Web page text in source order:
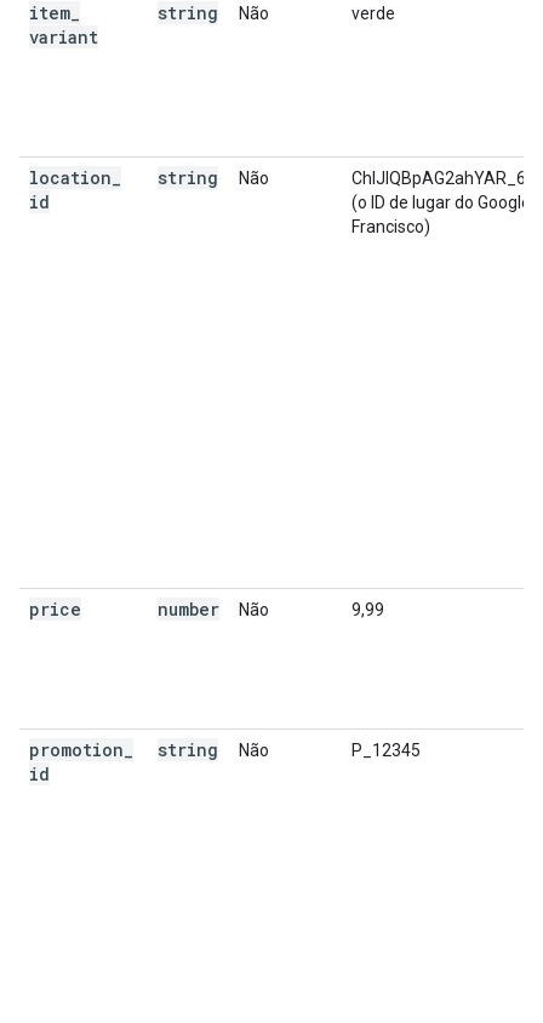
item
variant
string Não verde
location
id
string Não
(o ID de lugar do Google
Francisco)
price number Não 9,99
promotion
id
string Não P_12345